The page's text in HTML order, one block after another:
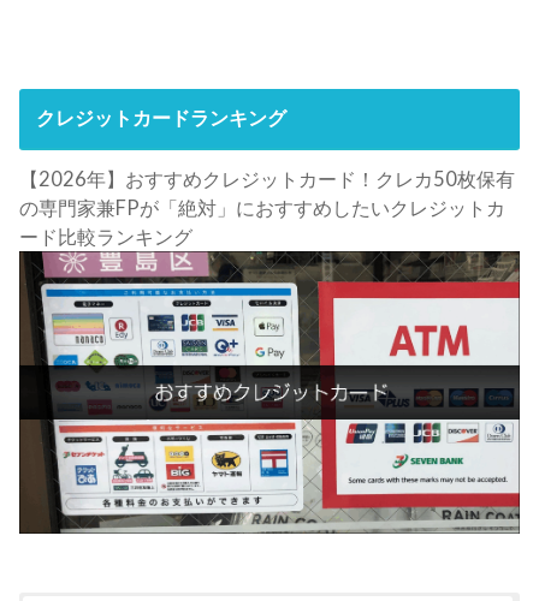
クレジットカードランキング
【2026年】おすすめクレジットカード！クレカ50枚保有
の専門家兼FPが「絶対」におすすめしたいクレジットカ
ード比較ランキング